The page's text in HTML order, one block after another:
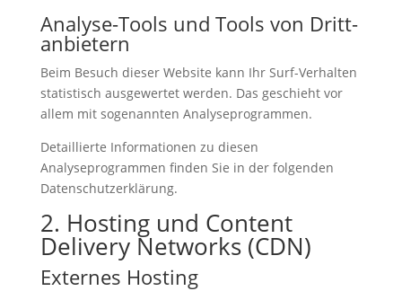
Analyse-Tools und Tools von Dritt­
anbietern
Beim Besuch dieser Website kann Ihr Surf-Verhalten
statistisch ausgewertet werden. Das geschieht vor
allem mit sogenannten Analyseprogrammen.
Detaillierte Informationen zu diesen
Analyseprogrammen finden Sie in der folgenden
Datenschutzerklärung.
2. Hosting und Content
Delivery Networks (CDN)
Externes Hosting